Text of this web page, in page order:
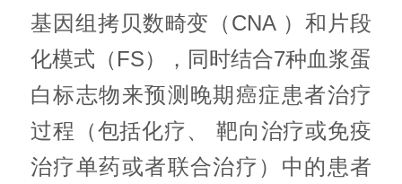
基因组拷贝数畸变（CNA ）和片段
化模式（FS），同时结合7种血浆蛋
白标志物来预测晚期癌症患者治疗
过程（包括化疗、 靶向治疗或免疫
治疗单药或者联合治疗）中的患者